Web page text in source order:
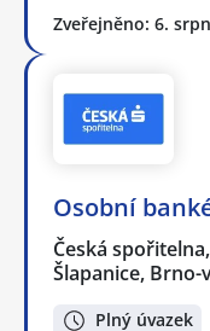
Zveřejněno: 6.
Osobní
Česká
Šlapanice,
Plný úvazek